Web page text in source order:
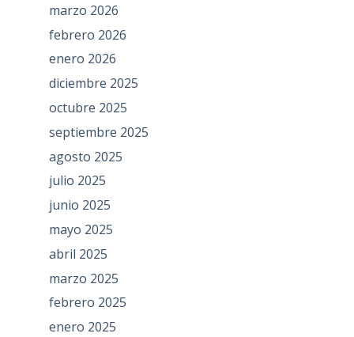
marzo 2026
febrero 2026
enero 2026
diciembre 2025
octubre 2025
septiembre 2025
agosto 2025
julio 2025
junio 2025
mayo 2025
abril 2025
marzo 2025
febrero 2025
enero 2025